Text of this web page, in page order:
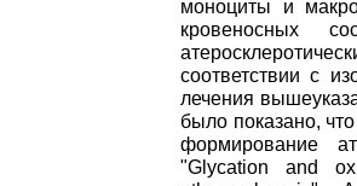
моноциты и
кровеносных
соответствии с
лечения
было показано,
формирование
"Glycation and